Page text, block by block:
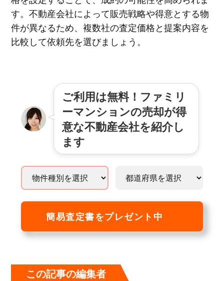
す。不動産会社によって販売戦略や得意とする物
件が異なるため、複数社の査定価格と提案内容を
比較して依頼先を選びましょう。
ご利用は無料！ファミリ
ーマンションの売却が得
意な不動産会社を紹介し
ます
簡易査定書をプレゼント中
この記事の編集者